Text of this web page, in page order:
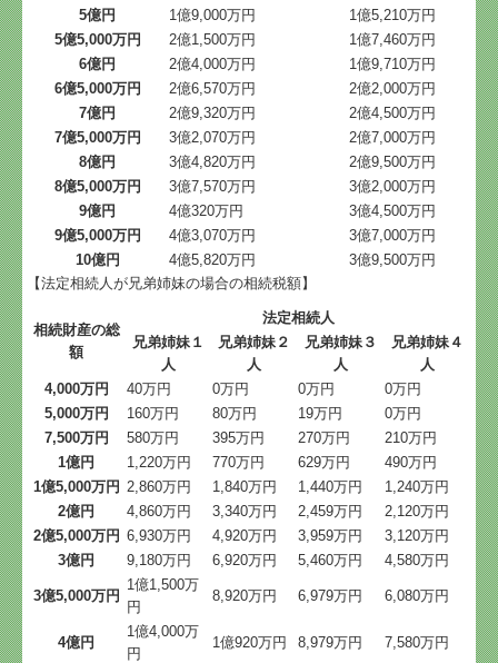
5億円
1億9,000万円
1億5,210万円
5億5,000万円
2億1,500万円
1億7,460万円
6億円
2億4,000万円
1億9,710万円
6億5,000万円
2億6,570万円
2億2,000万円
7億円
2億9,320万円
2億4,500万円
7億5,000万円
3億2,070万円
2億7,000万円
8億円
3億4,820万円
2億9,500万円
8億5,000万円
3億7,570万円
3億2,000万円
9億円
4億320万円
3億4,500万円
9億5,000万円
4億3,070万円
3億7,000万円
10億円
4億5,820万円
3億9,500万円
【法定相続人が兄弟姉妹の場合の相続税額】
相続財産の総
額
法定相続人
兄弟姉妹１
人
兄弟姉妹２
人
兄弟姉妹３
人
兄弟姉妹４
人
4,000万円
40万円 0万円 0万円
0万円
5,000万円
160万円 80万円 19万円
0万円
7,500万円
580万円 395万円 270万円
210万円
1億円
1,220万円 770万円 629万円
490万円
1億5,000万円 2,860万円 1,840万円 1,440万円
1,240万円
2億円
4,860万円 3,340万円 2,459万円
2,120万円
2億5,000万円 6,930万円 4,920万円 3,959万円
3,120万円
3億円
9,180万円 6,920万円 5,460万円 4,580万円
3億5,000万円
1億1,500万
円
8,920万円 6,979万円 6,080万円
4億円
1億4,000万
円
1億920万円 8,979万円 7,580万円